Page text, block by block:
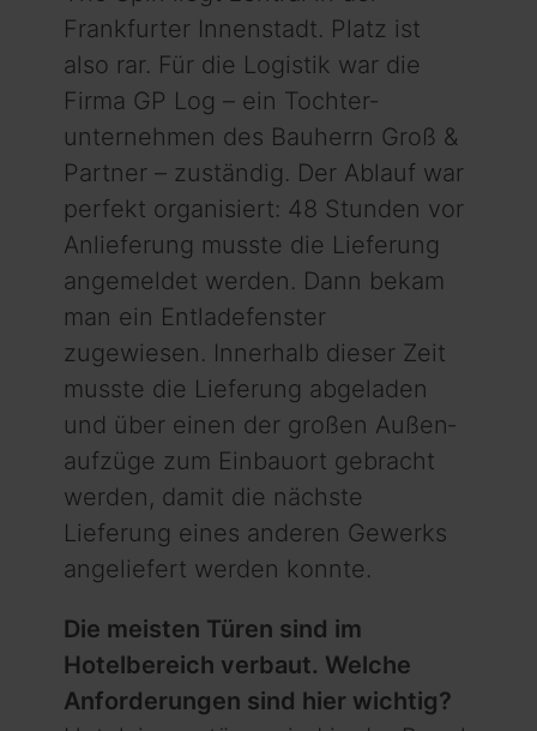
Frankfurter Innenstadt. Platz ist
also rar. Für die Logistik war die
Firma GP Log – ein Tochter­
unternehmen des Bauherrn Groß &
Partner – zuständig. Der Ablauf war
perfekt organisiert: 48 Stunden vor
Anlieferung musste die Lieferung
angemeldet werden. Dann bekam
man ein Entladefenster
zugewiesen. Innerhalb dieser Zeit
musste die Lieferung abgeladen
und über einen der großen Außen­
aufzüge zum Einbauort gebracht
werden, damit die nächste
Lieferung eines anderen Gewerks
angeliefert werden konnte.
Die meisten Türen sind im
Hotelbereich verbaut. Welche
Anforderungen sind hier wichtig?